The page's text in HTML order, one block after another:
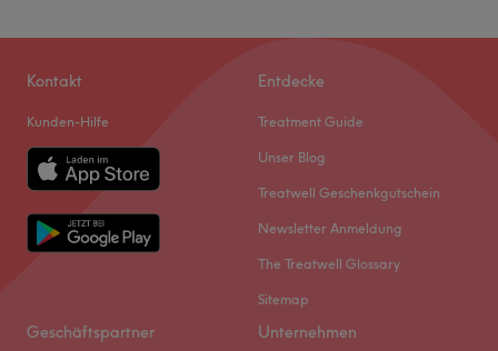
Kontakt
Kunden-Hilfe
Entdecke
Treatment Guide
Unser Blog
Treatwell Geschenkgutschein
Newsletter Anmeldung
The Treatwell Glossary
Sitemap
Geschäftspartner Unternehmen